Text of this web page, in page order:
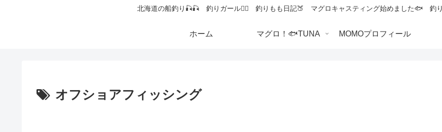
北海道の船釣り🎣🎣 釣りガール💁‍♀️ 釣りもも日記🍑 マグロキャスティング始めました🐟 釣
ホーム マグロ！🐟TUNA MOMOプロフィール
オフショアフィッシング